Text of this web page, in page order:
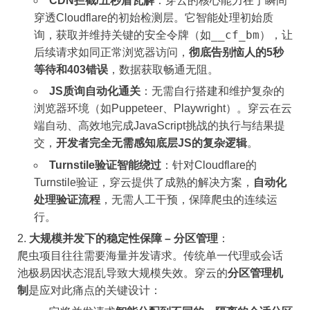
穿透Cloudflare的初始检测层。它智能处理初始质
询，获取并维持关键的安全令牌（如
__cf_bm），让
后续请求如同正常浏览器访问， 彻底告别恼人的5秒
等待和403错误 ，数据获取畅通无阻。
JS质询自动化通关 ：无需自行搭建和维护复杂的
浏览器环境（如Puppeteer、Playwright）。穿云在云
端自动、高效地完成JavaScript挑战的执行与结果提
交， 开发者完全无需感知底层JS的复杂逻辑。
Turnstile验证智能绕过 ：针对Cloudflare的
Turnstile验证，穿云提供了成熟的解决方案， 自动化
处理验证流程 ，无需人工干预，保障爬虫的连续运
行。
大规模并发下的稳定性保障 – 分区管理 ：
爬虫项目往往需要海量并发请求。传统单一代理或会话
池极易因状态混乱导致大规模失效。穿云的分区管理机
制 是应对此痛点的关键设计：